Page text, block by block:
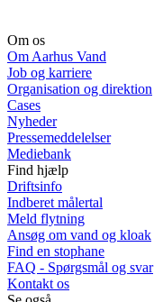
Om os
Om Aarhus Vand
Job og karriere
Organisation og direktion
Cases
Nyheder
Pressemeddelelser
Mediebank
Find hjælp
Driftsinfo
Indberet målertal
Meld flytning
Ansøg om vand og kloak
Find en stophane
FAQ - Spørgsmål og svar
Kontakt os